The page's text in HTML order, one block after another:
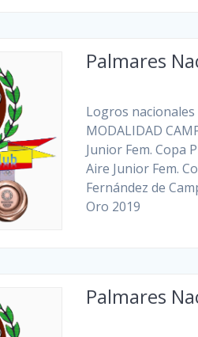
Palmares
Logros
MODALIDAD
Junior Fem. Copa
Aire Junior Fem.
Fernández de
Oro 2019
Palmares